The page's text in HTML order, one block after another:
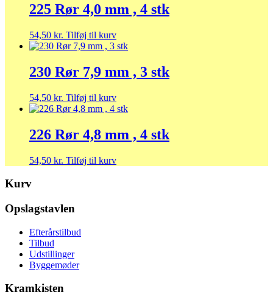
225 Rør 4,0 mm , 4 stk
54,50 kr. Tilføj til kurv
230 Rør 7,9 mm , 3 stk
54,50 kr. Tilføj til kurv
226 Rør 4,8 mm , 4 stk
54,50 kr. Tilføj til kurv
Kurv
Opslagstavlen
Efterårstilbud
Tilbud
Udstillinger
Byggemøder
Kramkisten